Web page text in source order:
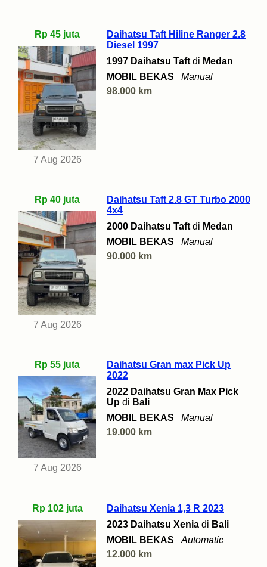
Rp 45 juta
7 Aug 2026
Daihatsu Taft Hiline Ranger 2.8
Diesel 1997
1997 Daihatsu Taft di Medan
MOBIL BEKAS
Manual
98.000 km
Rp 40 juta
7 Aug 2026
Daihatsu Taft 2.8 GT Turbo 2000
4x4
2000 Daihatsu Taft di Medan
MOBIL BEKAS
Manual
90.000 km
Rp 55 juta
7 Aug 2026
Daihatsu Gran max Pick Up
2022
2022 Daihatsu Gran Max Pick
Up di Bali
MOBIL BEKAS
Manual
19.000 km
Rp 102 juta
Daihatsu Xenia 1,3 R 2023
2023 Daihatsu Xenia di Bali
MOBIL BEKAS
Automatic
12.000 km